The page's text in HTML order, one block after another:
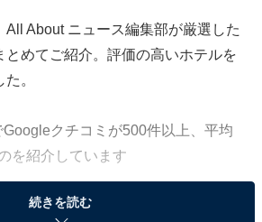
All About ニュース編集部が厳選した
とめてご紹介。評価の高いホテルを
。
クチコミが500件以上、平均
を紹介しています
事の執筆者： All About ニュース お買
続きを読む